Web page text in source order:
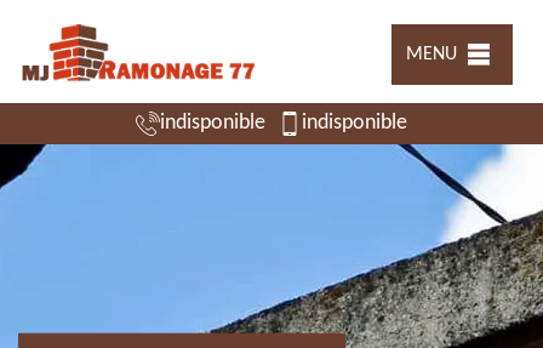
MENU
indisponible indisponible